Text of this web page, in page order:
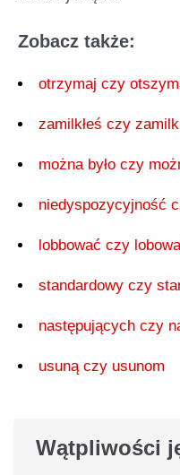
Zobacz także:
otrzymaj czy
zamilkłeś czy
można było czy
niedyspozycyjność
lobbować czy
standardowy czy
następujących czy
usuną czy usunom
Wątpliwości